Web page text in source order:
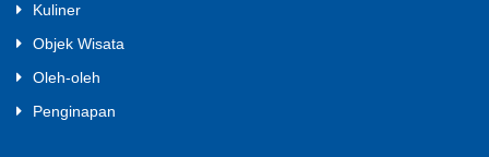
Kuliner
Objek Wisata
Oleh-oleh
Penginapan